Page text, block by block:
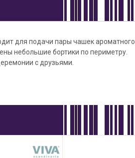
для подачи пары чашек ароматного
небольшие бортики по периметру.
с друзьями.